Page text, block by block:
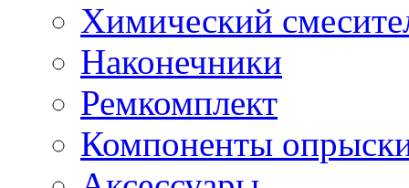
Химический
Наконечники
Ремкомплект
Компоненты